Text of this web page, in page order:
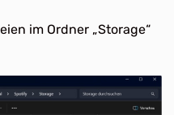
im Ordner „Storage“